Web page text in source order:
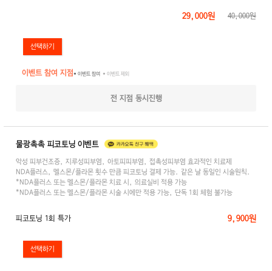
29,000원 40,000원
이벤트 참여 지점● 이벤트 참여 ● 이벤트 제외
전 지점 동시진행
물광촉촉 피코토닝 이벤트
악성 피부건조증, 지루성피부염, 아토피피부염, 접촉성피부염 효과적인 치료제
NDA플러스, 멜스몬/플라몬 횟수 만큼 피코토닝 결제 가능. 같은 날 동일인 시술원칙.
*NDA플러스 또는 멜스몬/플라몬 치료 시, 의료실비 적용 가능
*NDA플러스 또는 멜스몬/플라몬 시술 시에만 적용 가능, 단독 1회 체험 불가능
피코토닝 1회 특가 9,900원